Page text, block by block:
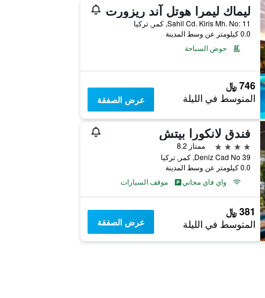
ليماك ليمرا هوتل آند ريزورت
Sahil Cd. Kiris Mh. No: 11, كمر, تركيا
0.0 كيلومتر عن وسط المدينة
حوض السباحة
746 ﷼
المتوسط في الليلة عرض الصفقة
فندق لانكورا بيتش
4 نجوم
ممتاز 8.2
Deniz Cad No 39, كمر, تركيا
0.0 كيلومتر عن وسط المدينة
واي فاي مجاني
موقف السيارات
381 ﷼
المتوسط في الليلة عرض الصفقة